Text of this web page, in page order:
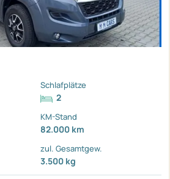
Schlafplätze
2
KM-Stand
82.000 km
zul. Gesamtgew.
3.500 kg